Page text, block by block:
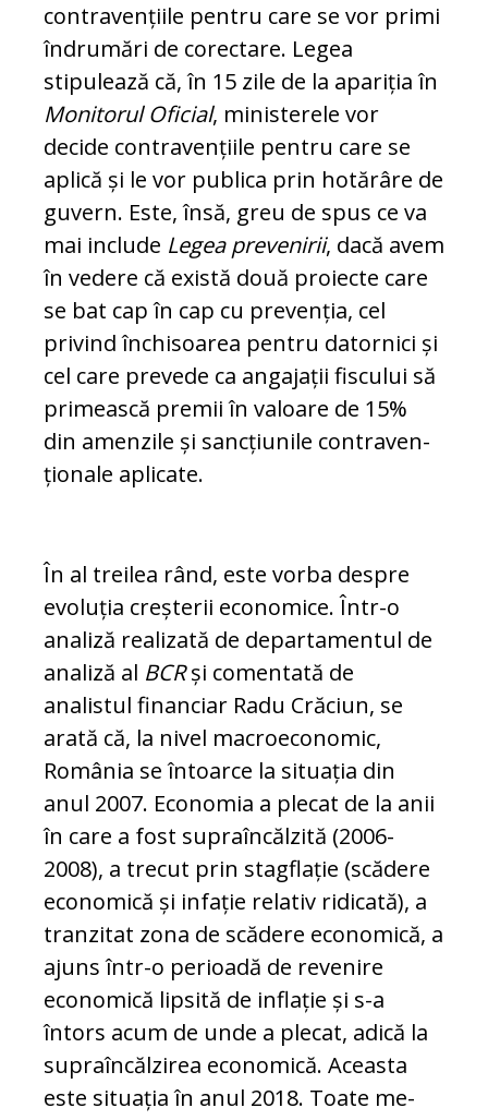
contravențiile pentru care se vor primi
în­drumări de corectare. Legea
stipulează că, în 15 zile de la apariția în
Monitorul Oficial, mi­nisterele vor
decide contravențiile pentru ca­re se
aplică și le vor publica prin hotărâre de
guvern. Este, însă, greu de spus ce va
mai in­clude Legea prevenirii, dacă avem
în vedere că există două proiecte care
se bat cap în cap cu prevenția, cel
privind închisoarea pen­tru datornici și
cel care prevede ca angajații fiscului să
primească premii în valoare de 15%
din amenzile și sancțiunile con­tra­ven­
țio­nale aplicate.
În al treilea rând, este vorba despre
evoluția creșterii economice. Într-o
analiză realizată de departamentul de
analiză al BCRși co­men­tată de
analistul financiar Radu Crăciun, se
arată că, la nivel macroeconomic,
România se întoarce la situația din
anul 2007. Eco­no­mia a plecat de la anii
în care a fost su­pra­încălzită (2006-
2008), a trecut prin stagflație (scădere
economică și infație relativ ridicată), a
tranzitat zona de scădere economică, a
ajuns într-o perioadă de revenire
economică lipsită de inflație și s-a
întors acum de unde a plecat, adică la
supraîncălzirea economică. Aceasta
este situația în anul 2018. Toate me­